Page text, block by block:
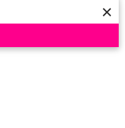
×